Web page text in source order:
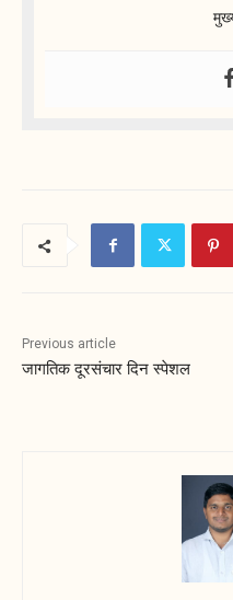
Previous article
जागतिक दूरसंचार दिन स्पेशल